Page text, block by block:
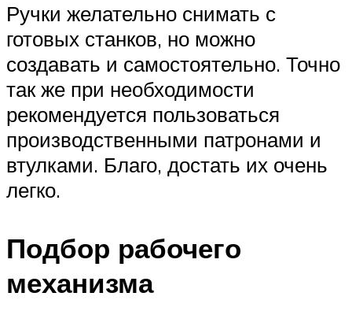
Ручки желательно снимать с
готовых станков, но можно
создавать и самостоятельно. Точно
так же при необходимости
рекомендуется пользоваться
производственными патронами и
втулками. Благо, достать их очень
легко.
Подбор рабочего
механизма